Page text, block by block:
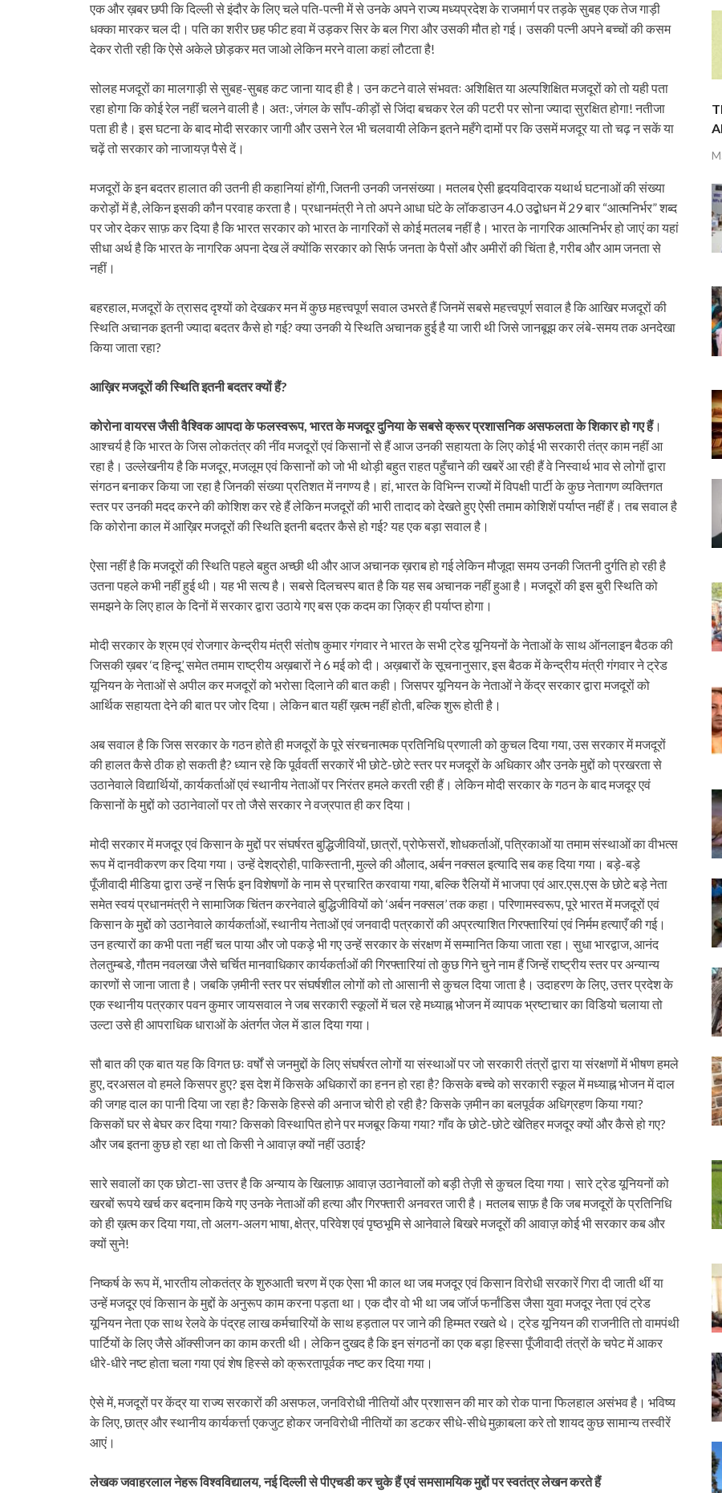
एक और ख़बर छपी कि दिल्ली से इंदौर के लिए चले पति-पत्नी में से उनके अपने राज्य मध्यप्रदेश के राजमार्ग पर तड़के सुबह एक तेज गाड़ी
धक्का मारकर चल दी। पति का शरीर छह फीट हवा में उड़कर सिर के बल गिरा और उसकी मौत हो गई। उसकी पत्नी अपने बच्चों की कसम
देकर रोती रही कि ऐसे अकेले छोड़कर मत जाओ लेकिन मरने वाला कहां लौटता है!
सोलह मजदूरों का मालगाड़ी से सुबह-सुबह कट जाना याद ही है। उन कटने वाले संभवतः अशिक्षित या अल्पशिक्षित मजदूरों को तो यही पता
रहा होगा कि कोई रेल नहीं चलने वाली है। अतः, जंगल के साँप-कीड़ों से जिंदा बचकर रेल की पटरी पर सोना ज्यादा सुरक्षित होगा! नतीजा
पता ही है। इस घटना के बाद मोदी सरकार जागी और उसने रेल भी चलवायी लेकिन इतने महँगे दामों पर कि उसमें मजदूर या तो चढ़ न सकें या
चढ़ें तो सरकार को नाजायज़ पैसे दें।
मजदूरों के इन बदतर हालात की उतनी ही कहानियां होंगी, जितनी उनकी जनसंख्या। मतलब ऐसी हृदयविदारक यथार्थ घटनाओं की संख्या
करोड़ों में है, लेकिन इसकी कौन परवाह करता है। प्रधानमंत्री ने तो अपने आधा घंटे के लॉकडाउन 4.0 उद्बोधन में 29 बार “आत्मनिर्भर” शब्द
पर जोर देकर साफ़ कर दिया है कि भारत सरकार को भारत के नागरिकों से कोई मतलब नहीं है। भारत के नागरिक आत्मनिर्भर हो जाएं का यहां
सीधा अर्थ है कि भारत के नागरिक अपना देख लें क्योंकि सरकार को सिर्फ जनता के पैसों और अमीरों की चिंता है, गरीब और आम जनता से
नहीं।
बहरहाल, मजदूरों के त्रासद दृश्यों को देखकर मन में कुछ महत्त्वपूर्ण सवाल उभरते हैं जिनमें सबसे महत्त्वपूर्ण सवाल है कि आखिर मजदूरों की
स्थिति अचानक इतनी ज्यादा बदतर कैसे हो गई? क्या उनकी ये स्थिति अचानक हुई है या जारी थी जिसे जानबूझ कर लंबे-समय तक अनदेखा
किया जाता रहा?
आख़िर मजदूरों की स्थिति इतनी बदतर क्यों हैं?
कोरोना वायरस जैसी वैश्विक आपदा के फलस्वरूप, भारत के मजदूर दुनिया के सबसे क्रूर प्रशासनिक असफलता के शिकार हो गए हैं।
आश्चर्य है कि भारत के जिस लोकतंत्र की नींव मजदूरों एवं किसानों से हैं आज उनकी सहायता के लिए कोई भी सरकारी तंत्र काम नहीं आ
रहा है। उल्लेखनीय है कि मजदूर, मजलूम एवं किसानों को जो भी थोड़ी बहुत राहत पहुँचाने की खबरें आ रही हैं वे निस्वार्थ भाव से लोगों द्वारा
संगठन बनाकर किया जा रहा है जिनकी संख्या प्रतिशत में नगण्य है। हां, भारत के विभिन्न राज्यों में विपक्षी पार्टी के कुछ नेतागण व्यक्तिगत
स्तर पर उनकी मदद करने की कोशिश कर रहे हैं लेकिन मजदूरों की भारी तादाद को देखते हुए ऐसी तमाम कोशिशें पर्याप्त नहीं हैं। तब सवाल है
कि कोरोना काल में आख़िर मजदूरों की स्थिति इतनी बदतर कैसे हो गई? यह एक बड़ा सवाल है।
ऐसा नहीं है कि मजदूरों की स्थिति पहले बहुत अच्छी थी और आज अचानक ख़राब हो गई लेकिन मौजूदा समय उनकी जितनी दुर्गति हो रही है
उतना पहले कभी नहीं हुई थी। यह भी सत्य है। सबसे दिलचस्प बात है कि यह सब अचानक नहीं हुआ है। मजदूरों की इस बुरी स्थिति को
समझने के लिए हाल के दिनों में सरकार द्वारा उठाये गए बस एक कदम का ज़िक्र ही पर्याप्त होगा।
मोदी सरकार के श्रम एवं रोजगार केन्द्रीय मंत्री संतोष कुमार गंगवार ने भारत के सभी ट्रेड यूनियनों के नेताओं के साथ ऑनलाइन बैठक की
जिसकी ख़बर ‘द हिन्दू’ समेत तमाम राष्ट्रीय अख़बारों ने 6 मई को दी। अख़बारों के सूचनानुसार, इस बैठक में केन्द्रीय मंत्री गंगवार ने ट्रेड
यूनियन के नेताओं से अपील कर मजदूरों को भरोसा दिलाने की बात कही। जिसपर यूनियन के नेताओं ने केंद्र सरकार द्वारा मजदूरों को
आर्थिक सहायता देने की बात पर जोर दिया। लेकिन बात यहीं ख़त्म नहीं होती, बल्कि शुरू होती है।
अब सवाल है कि जिस सरकार के गठन होते ही मजदूरों के पूरे संरचनात्मक प्रतिनिधि प्रणाली को कुचल दिया गया, उस सरकार में मजदूरों
की हालत कैसे ठीक हो सकती है? ध्यान रहे कि पूर्ववर्ती सरकारें भी छोटे-छोटे स्तर पर मजदूरों के अधिकार और उनके मुद्दों को प्रखरता से
उठानेवाले विद्यार्थियों, कार्यकर्ताओं एवं स्थानीय नेताओं पर निरंतर हमले करती रही हैं। लेकिन मोदी सरकार के गठन के बाद मजदूर एवं
किसानों के मुद्दों को उठानेवालों पर तो जैसे सरकार ने वज्रपात ही कर दिया।
मोदी सरकार में मजदूर एवं किसान के मुद्दों पर संघर्षरत बुद्धिजीवियों, छात्रों, प्रोफेसरों, शोधकर्ताओं, पत्रिकाओं या तमाम संस्थाओं का वीभत्स
रूप में दानवीकरण कर दिया गया। उन्हें देशद्रोही, पाकिस्तानी, मुल्ले की औलाद, अर्बन नक्सल इत्यादि सब कह दिया गया। बड़े-बड़े
पूँजीवादी मीडिया द्वारा उन्हें न सिर्फ इन विशेषणों के नाम से प्रचारित करवाया गया, बल्कि रैलियों में भाजपा एवं आर.एस.एस के छोटे बड़े नेता
समेत स्वयं प्रधानमंत्री ने सामाजिक चिंतन करनेवाले बुद्धिजीवियों को ‘अर्बन नक्सल’ तक कहा। परिणामस्वरूप, पूरे भारत में मजदूरों एवं
किसान के मुद्दों को उठानेवाले कार्यकर्ताओं, स्थानीय नेताओं एवं जनवादी पत्रकारों की अप्रत्याशित गिरफ्तारियां एवं निर्मम हत्याएँ की गई।
उन हत्यारों का कभी पता नहीं चल पाया और जो पकड़े भी गए उन्हें सरकार के संरक्षण में सम्मानित किया जाता रहा। सुधा भारद्वाज, आनंद
तेलतुम्बडे, गौतम नवलखा जैसे चर्चित मानवाधिकार कार्यकर्ताओं की गिरफ्तारियां तो कुछ गिने चुने नाम हैं जिन्हें राष्ट्रीय स्तर पर अन्यान्य
कारणों से जाना जाता है। जबकि ज़मीनी स्तर पर संघर्षशील लोगों को तो आसानी से कुचल दिया जाता है। उदाहरण के लिए, उत्तर प्रदेश के
एक स्थानीय पत्रकार पवन कुमार जायसवाल ने जब सरकारी स्कूलों में चल रहे मध्याह्न भोजन में व्यापक भ्रष्टाचार का विडियो चलाया तो
उल्टा उसे ही आपराधिक धाराओं के अंतर्गत जेल में डाल दिया गया।
सौ बात की एक बात यह कि विगत छः वर्षों से जनमुद्दों के लिए संघर्षरत लोगों या संस्थाओं पर जो सरकारी तंत्रों द्वारा या संरक्षणों में भीषण हमले
हुए, दरअसल वो हमले किसपर हुए? इस देश में किसके अधिकारों का हनन हो रहा है? किसके बच्चे को सरकारी स्कूल में मध्याह्न भोजन में दाल
की जगह दाल का पानी दिया जा रहा है? किसके हिस्से की अनाज चोरी हो रही है? किसके ज़मीन का बलपूर्वक अधिग्रहण किया गया?
किसकों घर से बेघर कर दिया गया? किसको विस्थापित होने पर मजबूर किया गया? गाँव के छोटे-छोटे खेतिहर मजदूर क्यों और कैसे हो गए?
और जब इतना कुछ हो रहा था तो किसी ने आवाज़ क्यों नहीं उठाई?
सारे सवालों का एक छोटा-सा उत्तर है कि अन्याय के खिलाफ़ आवाज़ उठानेवालों को बड़ी तेज़ी से कुचल दिया गया। सारे ट्रेड यूनियनों को
खरबों रूपये खर्च कर बदनाम किये गए उनके नेताओं की हत्या और गिरफ्तारी अनवरत जारी है। मतलब साफ़ है कि जब मजदूरों के प्रतिनिधि
को ही ख़त्म कर दिया गया, तो अलग-अलग भाषा, क्षेत्र, परिवेश एवं पृष्ठभूमि से आनेवाले बिखरे मजदूरों की आवाज़ कोई भी सरकार कब और
क्यों सुने!
निष्कर्ष के रूप में, भारतीय लोकतंत्र के शुरुआती चरण में एक ऐसा भी काल था जब मजदूर एवं किसान विरोधी सरकारें गिरा दी जाती थीं या
उन्हें मजदूर एवं किसान के मुद्दों के अनुरूप काम करना पड़ता था। एक दौर वो भी था जब जॉर्ज फर्नांडिस जैसा युवा मजदूर नेता एवं ट्रेड
यूनियन नेता एक साथ रेलवे के पंद्रह लाख कर्मचारियों के साथ हड़ताल पर जाने की हिम्मत रखते थे। ट्रेड यूनियन की राजनीति तो वामपंथी
पार्टियों के लिए जैसे ऑक्सीजन का काम करती थी। लेकिन दुखद है कि इन संगठनों का एक बड़ा हिस्सा पूँजीवादी तंत्रों के चपेट में आकर
धीरे-धीरे नष्ट होता चला गया एवं शेष हिस्से को क्रूरतापूर्वक नष्ट कर दिया गया।
ऐसे में, मजदूरों पर केंद्र या राज्य सरकारों की असफल, जनविरोधी नीतियों और प्रशासन की मार को रोक पाना फिलहाल असंभव है। भविष्य
के लिए, छात्र और स्थानीय कार्यकर्त्ता एकजुट होकर जनविरोधी नीतियों का डटकर सीधे-सीधे मुक़ाबला करे तो शायद कुछ सामान्य तस्वीरें
आएं।
लेखक जवाहरलाल नेहरू विश्वविद्यालय, नई दिल्ली से पीएचडी कर चुके हैं एवं समसामयिक मुद्दों पर स्वतंत्र लेखन करते हैं